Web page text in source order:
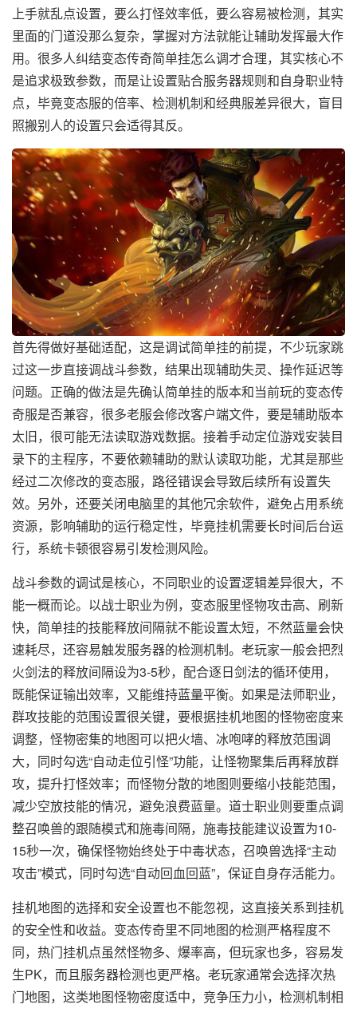
上手就乱点设置，要么打怪效率低，要么容易被检测，其实
里面的门道没那么复杂，掌握对方法就能让辅助发挥最大作
用。很多人纠结变态传奇简单挂怎么调才合理，其实核心不
是追求极致参数，而是让设置贴合服务器规则和自身职业特
点，毕竟变态服的倍率、检测机制和经典服差异很大，盲目
照搬别人的设置只会适得其反。
首先得做好基础适配，这是调试简单挂的前提，不少玩家跳
过这一步直接调战斗参数，结果出现辅助失灵、操作延迟等
问题。正确的做法是先确认简单挂的版本和当前玩的变态传
奇服是否兼容，很多老服会修改客户端文件，要是辅助版本
太旧，很可能无法读取游戏数据。接着手动定位游戏安装目
录下的主程序，不要依赖辅助的默认读取功能，尤其是那些
经过二次修改的变态服，路径错误会导致后续所有设置失
效。另外，还要关闭电脑里的其他冗余软件，避免占用系统
资源，影响辅助的运行稳定性，毕竟挂机需要长时间后台运
行，系统卡顿很容易引发检测风险。
战斗参数的调试是核心，不同职业的设置逻辑差异很大，不
能一概而论。以战士职业为例，变态服里怪物攻击高、刷新
快，简单挂的技能释放间隔就不能设置太短，不然蓝量会快
速耗尽，还容易触发服务器的检测机制。老玩家一般会把烈
火剑法的释放间隔设为3-5秒，配合逐日剑法的循环使用，
既能保证输出效率，又能维持蓝量平衡。如果是法师职业，
群攻技能的范围设置很关键，要根据挂机地图的怪物密度来
调整，怪物密集的地图可以把火墙、冰咆哮的释放范围调
大，同时勾选“自动走位引怪”功能，让怪物聚集后再释放群
攻，提升打怪效率；而怪物分散的地图则要缩小技能范围，
减少空放技能的情况，避免浪费蓝量。道士职业则要重点调
整召唤兽的跟随模式和施毒间隔，施毒技能建议设置为10-
15秒一次，确保怪物始终处于中毒状态，召唤兽选择“主动
攻击”模式，同时勾选“自动回血回蓝”，保证自身存活能力。
挂机地图的选择和安全设置也不能忽视，这直接关系到挂机
的安全性和收益。变态传奇里不同地图的检测严格程度不
同，热门挂机点虽然怪物多、爆率高，但玩家也多，容易发
生PK，而且服务器检测也更严格。老玩家通常会选择次热
门地图，这类地图怪物密度适中，竞争压力小，检测机制相